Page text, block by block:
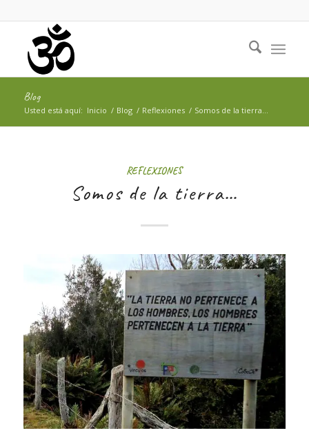
Blog
Usted está aquí: Inicio / Blog / Reflexiones / Somos de la tierra…
REFLEXIONES
Somos de la tierra…